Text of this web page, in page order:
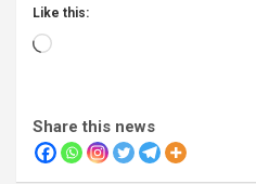
Like this:
Loading…
Share this news